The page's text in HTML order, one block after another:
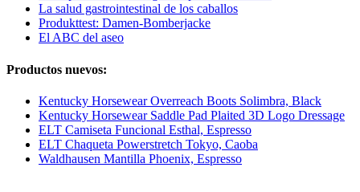
La salud gastrointestinal de los caballos
Produkttest: Damen-Bomberjacke
El ABC del aseo
Productos nuevos:
Kentucky Horsewear Overreach Boots Solimbra, Black
Kentucky Horsewear Saddle Pad Plaited 3D Logo Dressage
ELT Camiseta Funcional Esthal, Espresso
ELT Chaqueta Powerstretch Tokyo, Caoba
Waldhausen Mantilla Phoenix, Espresso